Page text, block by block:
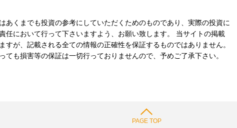
あくまでも投資の参考にしていただくためのものであり、実際の投資に
任において行って下さいますよう、お願い致します。 当サイトの掲載
すが、記載される全ての情報の正確性を保証するものではありません。
ても損害等の保証は一切行っておりませんので、予めご了承下さい。
PAGE TOP